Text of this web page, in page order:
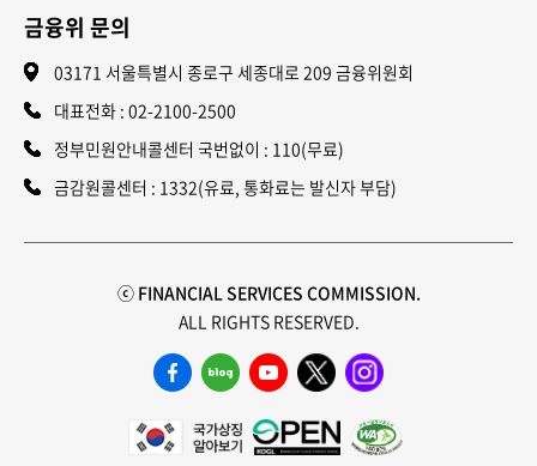
금융위 문의
03171 서울특별시 종로구 세종대로 209 금융위원회
대표전화 : 02-2100-2500
정부민원안내콜센터 국번없이 : 110(무료)
금감원콜센터 : 1332(유료, 통화료는 발신자 부담)
ⓒ FINANCIAL SERVICES COMMISSION.
ALL RIGHTS RESERVED.